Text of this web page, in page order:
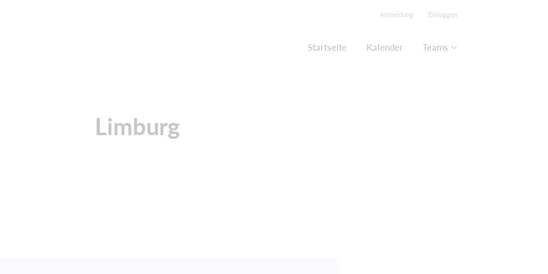
Anmeldung Einloggen
Startseite Kalender Teams
Limburg